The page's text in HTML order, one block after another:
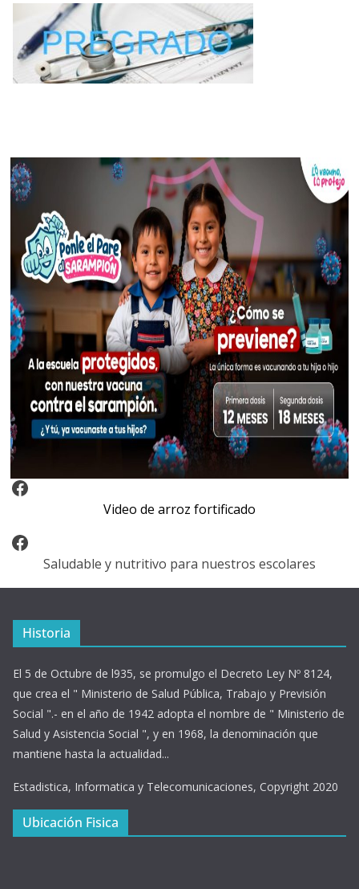
Video Arroz Fortificado
Video de arroz fortificado
Facebook
Saludable y nutritivo para nuestros escolares
Historia
El 5 de Octubre de l935, se promulgo el Decreto Ley Nº 8124,
que crea el " Ministerio de Salud Pública, Trabajo y Previsión
Social ".- en el año de 1942 adopta el nombre de " Ministerio de
Salud y Asistencia Social ", y en 1968, la denominación que
mantiene hasta la actualidad...
Estadistica, Informatica y Telecomunicaciones, Copyright 2020
Ubicación Fisica